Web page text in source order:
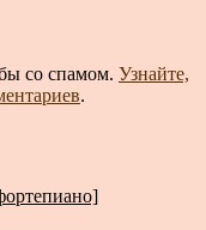
со спамом. Узнайте,
.